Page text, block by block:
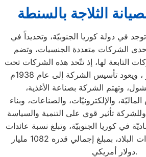
الثلاجة بالسنطة
في دولة كوريا الجنوبيّة، وتحديداً في
الشركات متعددة الجنسيات، وتضم
التابعة لها، إذ تتّحد هذه الشركات تحت
العلامة التجاريّة لـ دايو ، ويعود تأسيس الشركة إلى عام 1938م
وتهتم الشركة بصناعة الأغذية،
والإلكترونيّات، والصناعات، وبناء
تأثير قوي على التنمية والسياسة
في كوريا الجنوبيّة، وتبلغ نسبة عائدات
الشركة 17% من عائدات البلاد، بمبلغ إجمالي قدره 1082 مليار
دولار أمريكي.